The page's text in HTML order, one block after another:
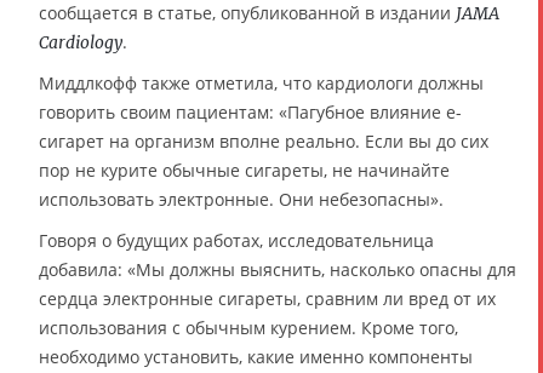
сообщается в статье, опубликованной в издании JAMA
Cardiology.
Миддлкофф также отметила, что кардиологи должны
говорить своим пациентам: «Пагубное влияние e-
сигарет на организм вполне реально. Если вы до сих
пор не курите обычные сигареты, не начинайте
использовать электронные. Они небезопасны».
Говоря о будущих работах, исследовательница
добавила: «Мы должны выяснить, насколько опасны для
сердца электронные сигареты, сравним ли вред от их
использования с обычным курением. Кроме того,
необходимо установить, какие именно компоненты